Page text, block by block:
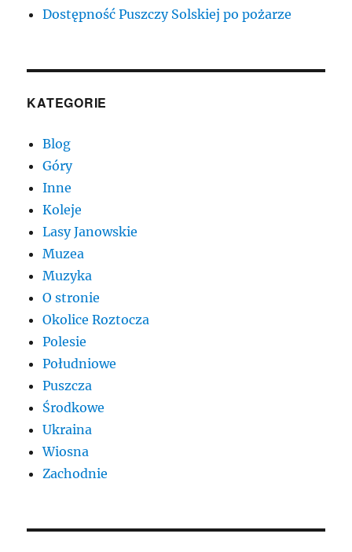
Dostępność Puszczy Solskiej po pożarze
KATEGORIE
Blog
Góry
Inne
Koleje
Lasy Janowskie
Muzea
Muzyka
O stronie
Okolice Roztocza
Polesie
Południowe
Puszcza
Środkowe
Ukraina
Wiosna
Zachodnie